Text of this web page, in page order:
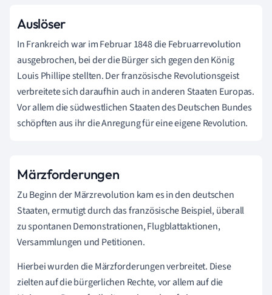
Auslöser
In Frankreich war im Februar 1848 die Februarrevolution
ausgebrochen, bei der die Bürger sich gegen den König
Louis Phillipe stellten. Der französische Revolutionsgeist
verbreitete sich daraufhin auch in anderen Staaten Europas.
Vor allem die südwestlichen Staaten des Deutschen Bundes
schöpften aus ihr die Anregung für eine eigene Revolution.
Märzforderungen
Zu Beginn der Märzrevolution kam es in den deutschen
Staaten, ermutigt durch das französische Beispiel, überall
zu spontanen Demonstrationen, Flugblattaktionen,
Versammlungen und Petitionen.
Hierbei wurden die Märzforderungen verbreitet. Diese
zielten auf die bürgerlichen Rechte, vor allem auf die